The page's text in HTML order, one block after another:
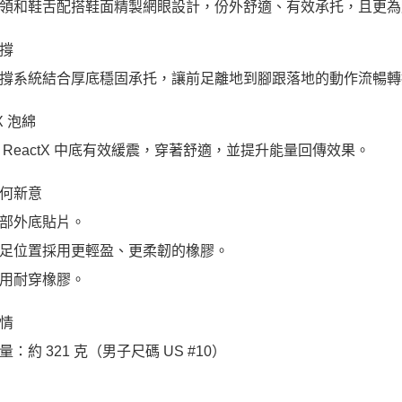
和鞋舌配搭鞋面精製網眼設計，份外舒適、有效承托，且更為
系統結合厚底穩固承托，讓前足離地到腳跟落地的動作流暢轉
泡綿
中底有效緩震，穿著舒適，並提升能量回傳效果。
新意
外底貼片。
位置採用更輕盈、更柔韌的橡膠。
耐穿橡膠。
：約 321 克（男子尺碼 US #10）